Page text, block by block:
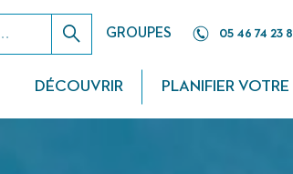
DÉCOUVRIR PLANIFIER
Rechercher
GROUPES 05 46 74 23